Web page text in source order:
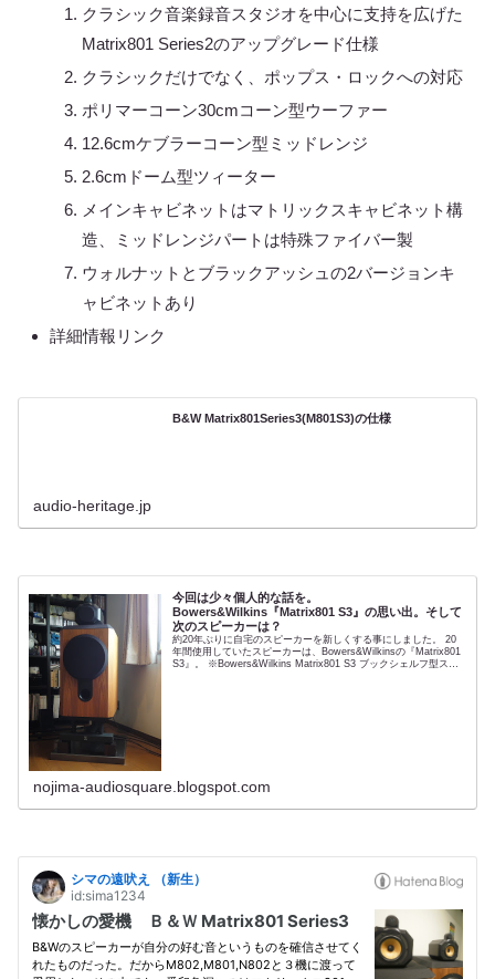
クラシック音楽録音スタジオを中心に支持を広げた
Matrix801 Series2のアップグレード仕様
クラシックだけでなく、ポップス・ロックへの対応
ポリマーコーン30cmコーン型ウーファー
12.6cmケブラーコーン型ミッドレンジ
2.6cmドーム型ツィーター
メインキャビネットはマトリックスキャビネット構
造、ミッドレンジパートは特殊ファイバー製
ウォルナットとブラックアッシュの2バージョンキ
ャビネットあり
詳細情報リンク
B&W Matrix801Series3(M801S3)の仕様
audio-heritage.jp
今回は少々個人的な話を。
Bowers&Wilkins『Matrix801 S3』の思い出。そして
次のスピーカーは？
約20年ぶりに自宅のスピーカーを新しくする事にしました。 20
年間使用していたスピーカーは、Bowers&Wilkinsの『Matrix801
S3』。 ※Bowers&Wilkins Matrix801 S3 ブックシェルフ型スピ
nojima-audiosquare.blogspot.com